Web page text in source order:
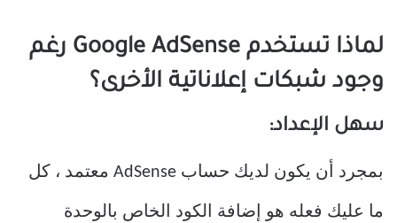
لماذا تستخدم Google AdSense رغم
وجود شبكات إعلاناتية الأخرى؟
سهل الإعداد:
بمجرد أن يكون لديك حساب AdSense معتمد ، كل
ما عليك فعله هو إضافة الكود الخاص بالوحدة